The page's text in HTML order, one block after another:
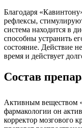
Благодаря
рефлексы,
система находится в
способны устранить
состояние. Действие
время и действует
Состав
Активным веществом
фармакологии он
корректор мозгового